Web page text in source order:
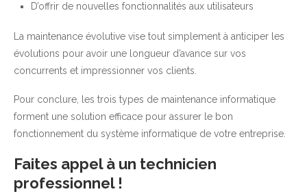
D’offrir de nouvelles fonctionnalités aux utilisateurs
La maintenance évolutive vise tout simplement à anticiper les
évolutions pour avoir une longueur d’avance sur vos
concurrents et impressionner vos clients.
Pour conclure, les trois types de maintenance informatique
forment une solution efficace pour assurer le bon
fonctionnement du système informatique de votre entreprise.
Faites appel à un technicien
professionnel !